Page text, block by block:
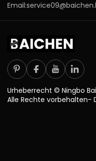
Email:
Urheberrecht © Ningbo
Alle Rechte vorbehalten-